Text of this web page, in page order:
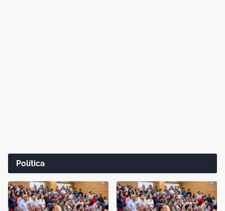
Política